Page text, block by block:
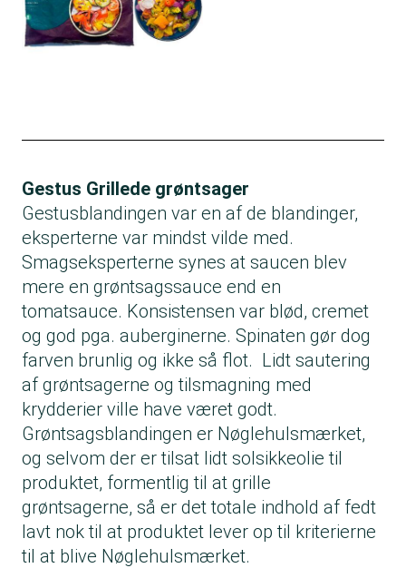
Gestus Grillede grøntsager
Gestusblandingen var en af de blandinger,
eksperterne var mindst vilde med.
Smagseksperterne synes at saucen blev
mere en grøntsagssauce end en
tomatsauce. Konsistensen var blød, cremet
og god pga. auberginerne. Spinaten gør dog
farven brunlig og ikke så flot. Lidt sautering
af grøntsagerne og tilsmagning med
krydderier ville have været godt.
Grøntsagsblandingen er Nøglehulsmærket,
og selvom der er tilsat lidt solsikkeolie til
produktet, formentlig til at grille
grøntsagerne, så er det totale indhold af fedt
lavt nok til at produktet lever op til kriterierne
til at blive Nøglehulsmærket.